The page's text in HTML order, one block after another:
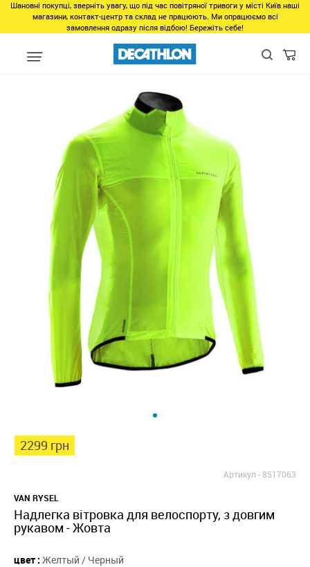
Шановні покупці, зверніть увагу, що під час повітряної тривоги у місті Київ наші
магазини, контакт-центр та склад не працюють. Ми опрацюємо всі
замовлення одразу після відбою! Бережіть себе!
Мужчинам Одежда для мужчин Верхняя одежда для мужчин
2299 грн
Артикул -8517063
VAN RYSEL
Надлегка вітровка для велоспорту, з довгим
рукавом - Жовта
цвет : Желтый / Черный